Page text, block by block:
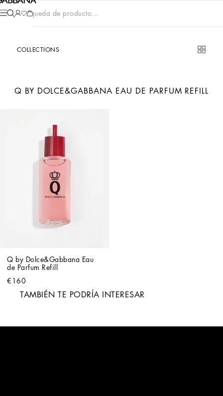
Búsqueda de producto...
COLLECTIONS
Q BY DOLCE&GABBANA EAU DE PARFUM REFILL
Q by Dolce&Gabbana Eau
de Parfum Refill
€160
TAMBIÉN TE PODRÍA INTERESAR